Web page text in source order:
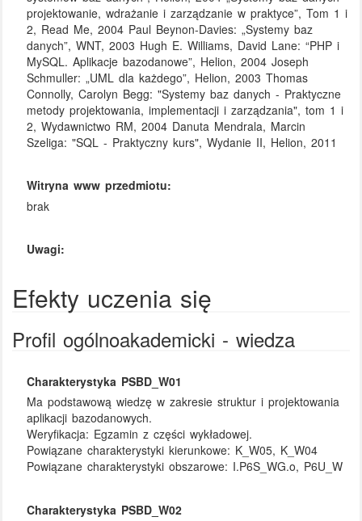
projektowanie, wdrażanie i zarządzanie w praktyce”, Tom 1 i
2, Read Me, 2004 Paul Beynon-Davies: „Systemy baz
danych”, WNT, 2003 Hugh E. Williams, David Lane: “PHP i
MySQL. Aplikacje bazodanowe”, Helion, 2004 Joseph
Schmuller: „UML dla każdego”, Helion, 2003 Thomas
Connolly, Carolyn Begg: "Systemy baz danych - Praktyczne
metody projektowania, implementacji i zarządzania", tom 1 i
2, Wydawnictwo RM, 2004 Danuta Mendrala, Marcin
Szeliga: "SQL - Praktyczny kurs", Wydanie II, Helion, 2011
Witryna www przedmiotu:
brak
Uwagi:
Efekty uczenia się
Profil ogólnoakademicki - wiedza
Charakterystyka PSBD_W01
Ma podstawową wiedzę w zakresie struktur i projektowania
aplikacji bazodanowych.
Weryfikacja: Egzamin z części wykładowej.
Powiązane charakterystyki kierunkowe: K_W05, K_W04
Powiązane charakterystyki obszarowe: I.P6S_WG.o, P6U_W
Charakterystyka PSBD_W02